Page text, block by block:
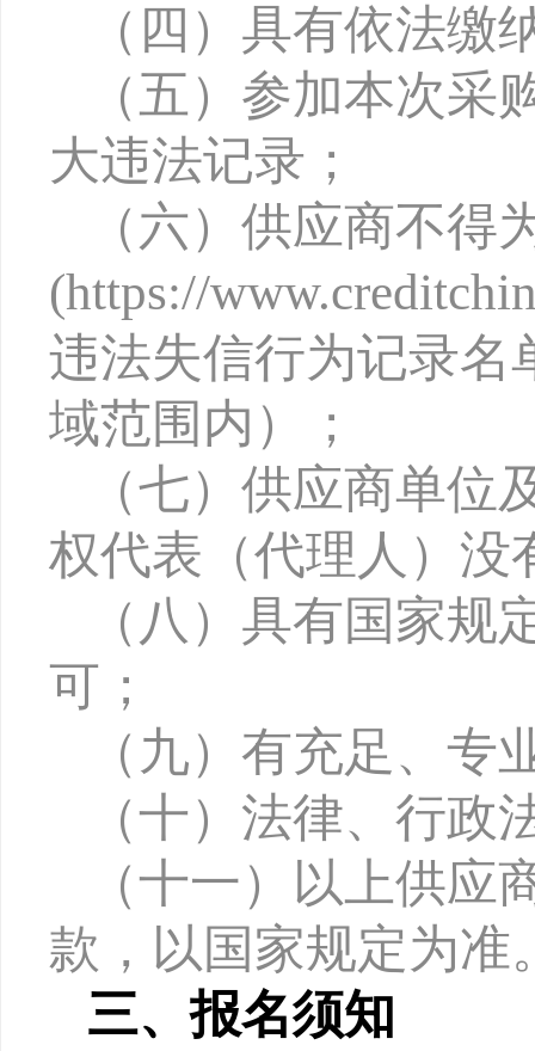
（四） 具有依法缴
（五） 参加本次采
大违法记录；
（六） 供应商不得
(https://
违法失信行为记录名
域范围内）；
（七） 供应商单位
权代表（代理人）没
（八） 具有国家规
可；
（九） 有充足、专
（十） 法律、行政
（十一）
以上供应
款，以国家规定为准
三、报名须知